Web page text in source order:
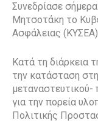
Συνεδρίασε
Μητσοτάκη το
Ασφάλειας
Κατά τη διάρκεια
την κατάσταση
για την πορεία
Πολιτικής